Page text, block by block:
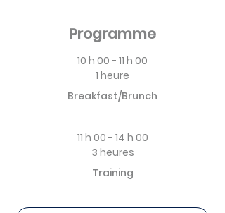
Programme
10 h 00 - 11 h 00
1 heure
Breakfast/Brunch
11 h 00 - 14 h 00
3 heures
Training